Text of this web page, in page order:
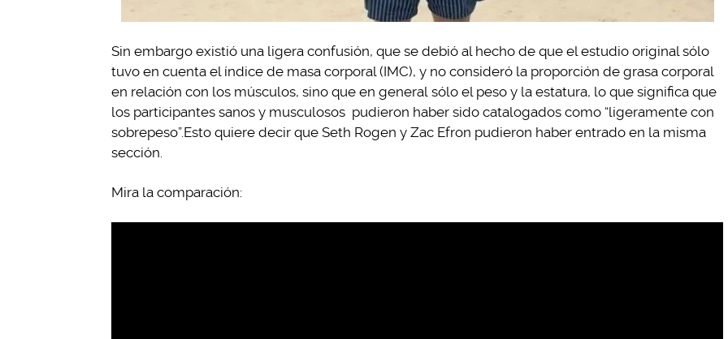
Sin embargo existió una ligera confusión, que se debió al hecho de que el estudio original sólo
tuvo en cuenta el índice de masa corporal (IMC), y no consideró la proporción de grasa corporal
en relación con los músculos, sino que en general sólo el peso y la estatura, lo que significa que
los participantes sanos y musculosos pudieron haber sido catalogados como “ligeramente con
sobrepeso”.Esto quiere decir que Seth Rogen y Zac Efron pudieron haber entrado en la misma
sección.
Mira la comparación: